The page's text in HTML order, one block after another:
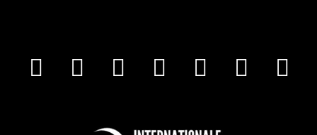
facebookInstagram
Youtube
Tik Tok